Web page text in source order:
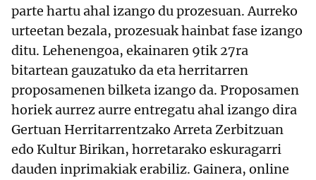
parte hartu ahal izango du prozesuan. Aurreko
urteetan bezala, prozesuak hainbat fase izango
ditu. Lehenengoa, ekainaren 9tik 27ra
bitartean gauzatuko da eta herritarren
proposamenen bilketa izango da. Proposamen
horiek aurrez aurre entregatu ahal izango dira
Gertuan Herritarrentzako Arreta Zerbitzuan
edo Kultur Birikan, horretarako eskuragarri
dauden inprimakiak erabiliz. Gainera, online